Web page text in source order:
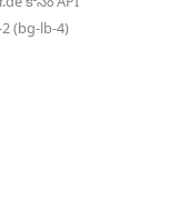
(bg-lb-4)